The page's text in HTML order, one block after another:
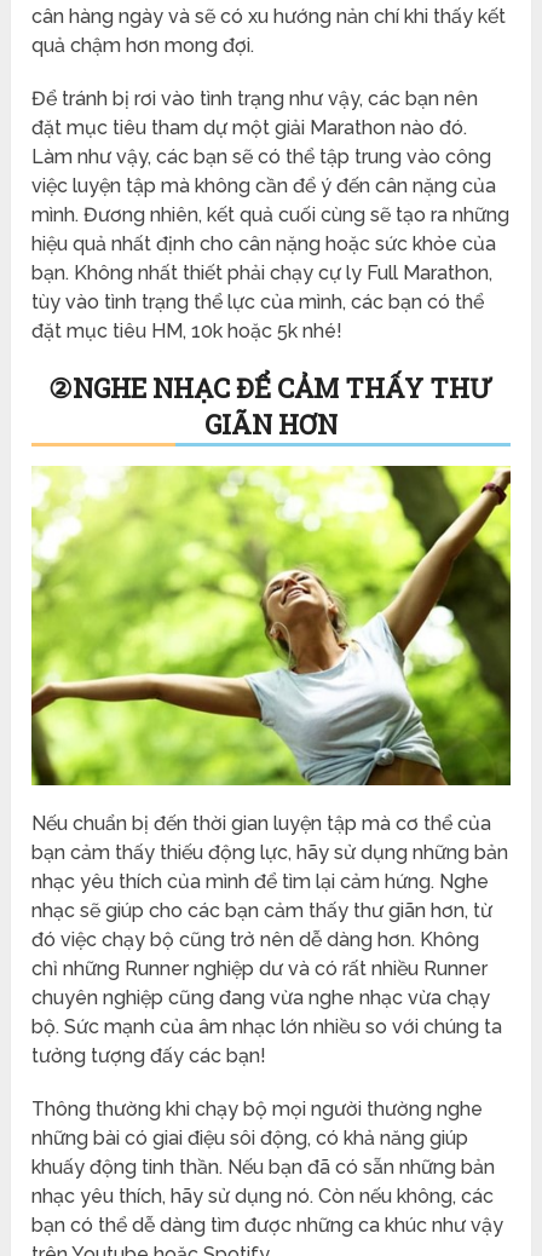
cân hàng ngày và sẽ có xu hướng nản chí khi thấy kết
quả chậm hơn mong đợi.
Để tránh bị rơi vào tình trạng như vậy, các bạn nên
đặt mục tiêu tham dự một giải Marathon nào đó.
Làm như vậy, các bạn sẽ có thể tập trung vào công
việc luyện tập mà không cần để ý đến cân nặng của
mình. Đương nhiên, kết quả cuối cùng sẽ tạo ra những
hiệu quả nhất định cho cân nặng hoặc sức khỏe của
bạn. Không nhất thiết phải chạy cự ly Full Marathon,
tùy vào tình trạng thể lực của mình, các bạn có thể
đặt mục tiêu HM, 10k hoặc 5k nhé!
②NGHE NHẠC ĐỂ CẢM THẤY THƯ
GIÃN HƠN
Nếu chuẩn bị đến thời gian luyện tập mà cơ thể của
bạn cảm thấy thiếu động lực, hãy sử dụng những bản
nhạc yêu thích của mình để tìm lại cảm hứng. Nghe
nhạc sẽ giúp cho các bạn cảm thấy thư giãn hơn, từ
đó việc chạy bộ cũng trở nên dễ dàng hơn. Không
chỉ những Runner nghiệp dư và có rất nhiều Runner
chuyên nghiệp cũng đang vừa nghe nhạc vừa chạy
bộ. Sức mạnh của âm nhạc lớn nhiều so với chúng ta
tưởng tượng đấy các bạn!
Thông thường khi chạy bộ mọi người thường nghe
những bài có giai điệu sôi động, có khả năng giúp
khuấy động tinh thần. Nếu bạn đã có sẵn những bản
nhạc yêu thích, hãy sử dụng nó. Còn nếu không, các
bạn có thể dễ dàng tìm được những ca khúc như vậy